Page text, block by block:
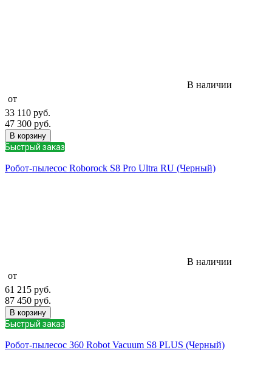
В наличии
от
33 110 руб.
47 300 руб.
В корзину
Быстрый заказ
Робот-пылесос Roborock S8 Pro Ultra RU (Черный)
В наличии
от
61 215 руб.
87 450 руб.
В корзину
Быстрый заказ
Робот-пылесос 360 Robot Vacuum S8 PLUS (Черный)